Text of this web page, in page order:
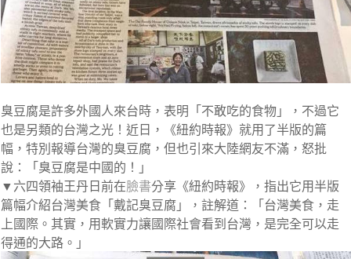
臭豆腐是許多外國人來台時，表明「不敢吃的食物」，不過它
也是另類的台灣之光！近日，《紐約時報》就用了半版的篇
幅，特別報導台灣的臭豆腐，但也引來大陸網友不滿，怒批
說：「臭豆腐是中國的！」
▼六四領袖王丹日前在臉書分享《紐約時報》，指出它用半版
篇幅介紹台灣美食「戴記臭豆腐」，註解道：「台灣美食，走
上國際。其實，用軟實力讓國際社會看到台灣，是完全可以走
得通的大路。」